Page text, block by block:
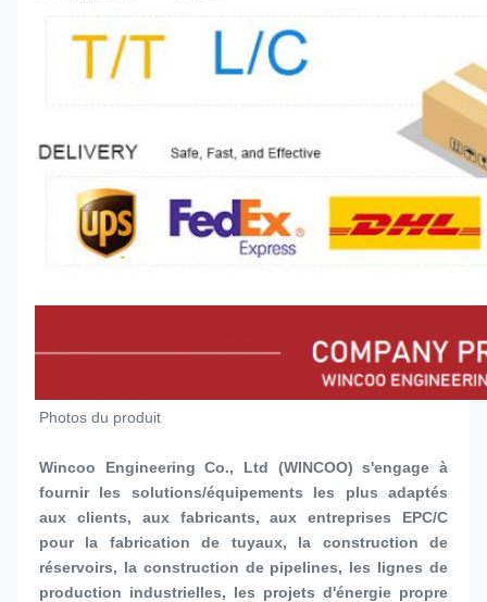
Photos du produit
Wincoo Engineering Co., Ltd (WINCOO) s'engage à
fournir les solutions/équipements les plus adaptés
aux clients, aux fabricants, aux entreprises EPC/C
pour la fabrication de tuyaux, la construction de
réservoirs, la construction de pipelines, les lignes de
production industrielles, les projets d'énergie propre